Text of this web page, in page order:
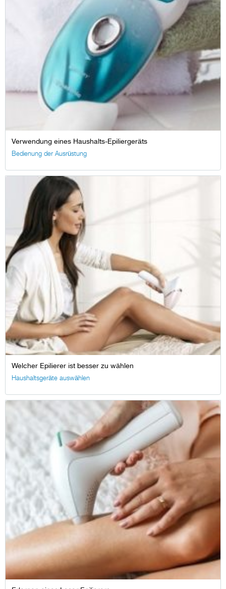
Verwendung eines Haushalts-Epiliergeräts
Bedienung der Ausrüstung
Welcher Epilierer ist besser zu wählen
Haushaltsgeräte auswählen